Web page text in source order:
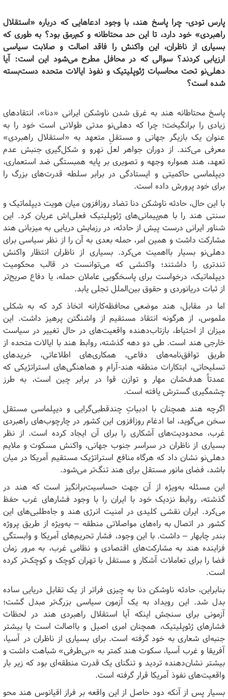
پارس تودی- چرا پاسخ هند، با وجود ادعاهایی که درباره «استقلال
راهبردی» خود دارد، تا این حد محتاطانه و کم‌رمق بود؟ به طوری که
بسیاری از ناظران، این واکنش را فاقد اصالت و صلابت سیاسی
ارزیابی کردند؟ سوالی که در محافل مطرح می‌شود این است: آیا
دهلی‌نو تحت محاسبات ژئوپلیتیک و نفوذ ایالات متحده دست‌بسته
شده است؟
پاسخ محتاطانه هند به غرق شدن ناوشکن ایرانی «دنا»، انتقادهای
زیادی را برانگیخت؛ چرا که دهلی‌نو مدتی طولانی است خود را به
عنوان یک بازیگر جهانی و مستقلِ متعهد به «استقلال راهبردی»
معرفی می‌کند. از دوران جواهر لعل نهرو و شکل‌گیری جنبش عدم
تعهد، هند همواره وجهه و تصویری بر پایه همبستگی ضد استعماری،
دیپلماسی حاکمیتی و ایستادگی در برابر سلطه قدرت‌های بزرگ را
برای خود پرورش داده است.
با این حال، حادثه ناوشکن دنا تضاد روزافزون میان هویت دیپلماتیک و
سنتی هند را با هم‌پیمانی‌های ژئوپلیتیک فعلی‌اش عریان کرد. این
شناور ایرانی درست پیش از حادثه، در رزمایش دریایی به میزبانی هند
مشارکت داشت و همین امر، حمله بعدی به آن را از نظر سیاسی برای
دهلی‌نو بسیار بااهمیت می‌کرد. بسیاری از ناظران انتظار واکنش
تندتری را داشتند؛ واکنشی که می‌توانست در قالب محکومیت
دیپلماتیک، درخواست برای پاسخگویی عاملان حمله، یا دفاع صریح‌تر
از ثبات دریانوردی و حقوق بین‌الملل تجلی یابد.
اما در مقابل، هند موضعی محافظه‌کارانه اتخاذ کرد که به شکلی
ملموس، از هرگونه انتقاد مستقیم از واشنگتن پرهیز داشت. این
میزان از احتیاط، بازتاب‌دهنده واقعیت‌های در حال تغییر در سیاست
خارجی هند است. طی دو دهه گذشته، روابط هند با ایالات متحده از
طریق توافق‌نامه‌های دفاعی، همکاری‌های اطلاعاتی، خریدهای
تسلیحاتی، ابتکارات منطقه هند-آرام و هماهنگی‌های استراتژیکی که
عمدتاً هدف‌شان مهار و توازن قوا در برابر چین است، به طرز
چشمگیری گسترش یافته است.
اگرچه هند همچنان با ادبیاتِ چندقطبی‌گرایی و دیپلماسی مستقل
سخن می‌گوید، اما ادغام روزافزون این کشور در چارچوب‌های راهبردی
غرب، محدودیت‌های آشکاری را برای آن ایجاد کرده است. از نظر
بسیاری از ناظران در سراسر جنوب جهانی، واکنش مسکوت و ملایم
دهلی‌نو نشان داد که هرگاه منافع استراتژیک مستقیم آمریکا در میان
باشد، فضای مانور مستقل برای هند تنگ‌تر می‌شود.
این مسئله به‌ویژه از آن جهت حساسیت‌برانگیز است که هند در
گذشته، روابط نزدیک خود با ایران را با وجود فشارهای غرب حفظ
می‌کرد. ایران نقشی کلیدی در امنیت انرژی هند و جاه‌طلبی‌های این
کشور در اتصال به راه‌های مواصلاتی منطقه – به‌ویژه از طریق پروژه
بندر چابهار – داشت. با این وجود، فشار تحریم‌های آمریکا و وابستگی
فزاینده هند به مشارکت‌های اقتصادی و نظامی غرب، به مرور زمان
فضا را برای تعاملات آشکار و مستقل با تهران کوچک و کوچک‌تر کرده
است.
بنابراین، حادثه ناوشکن دنا به چیزی فراتر از یک تقابل دریایی ساده
بدل شد. این رویداد به یک آزمون سیاسی بزرگ‌تر مبدل گشت؛
آزمونی برای سنجش اینکه آیا استقلال راهبردی هند در لحظات
فشارهای ژئوپلیتیک، همچنان امری اصیل و بااصالت است یا بیشتر
جنبه‌ای شعاری به خود گرفته است. برای بسیاری از ناظران در آسیا،
آفریقا و غرب آسیا، سکوت هند کمتر به «بی‌طرفی» شباهت داشت و
بیشتر نشان‌دهنده تردید و تنگنای یک قدرت منطقه‌ای بود که زیر بار
واقعیت‌های نفوذ آمریکا قرار گرفته است.
بسیار پس از آنکه دود حاصل از این واقعه بر فراز اقیانوس هند محو